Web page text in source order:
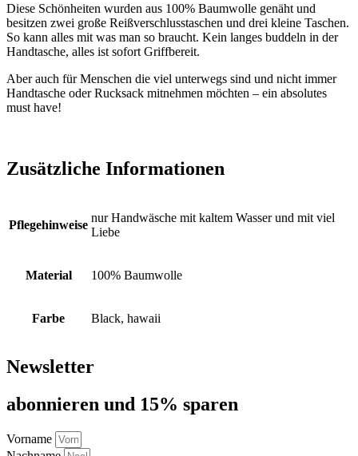
Diese Schönheiten wurden aus 100% Baumwolle genäht und
besitzen zwei große Reißverschlusstaschen und drei kleine Taschen.
So kann alles mit was man so braucht. Kein langes buddeln in der
Handtasche, alles ist sofort Griffbereit.
Aber auch für Menschen die viel unterwegs sind und nicht immer
Handtasche oder Rucksack mitnehmen möchten – ein absolutes
must have!
Zusätzliche Informationen
Pflegehinweise
nur Handwäsche mit kaltem Wasser und mit viel
Liebe
Material 100% Baumwolle
Farbe Black, hawaii
Newsletter
abon­nie­ren und 15% sparen
Vorname